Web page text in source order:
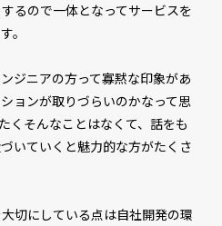
るので一体となってサービスを
。
ジニアの方って寡黙な印象があ
ョンが取りづらいのかなって思
くそんなことはなくて、話をも
いていくと魅力的な方がたくさ
切にしている点は自社開発の環